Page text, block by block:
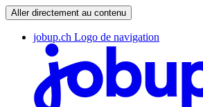
Aller directement au contenu
jobup.ch Logo de navigation